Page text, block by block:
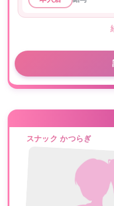
スナック かつらぎ